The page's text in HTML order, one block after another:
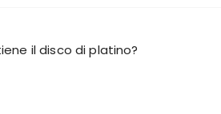
il disco di platino?